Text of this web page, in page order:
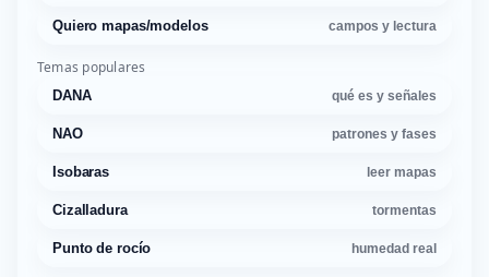
Quiero mapas/modelos campos y lectura
Temas populares
DANA qué es y señales
NAO patrones y fases
Isobaras leer mapas
Cizalladura tormentas
Punto de rocío humedad real